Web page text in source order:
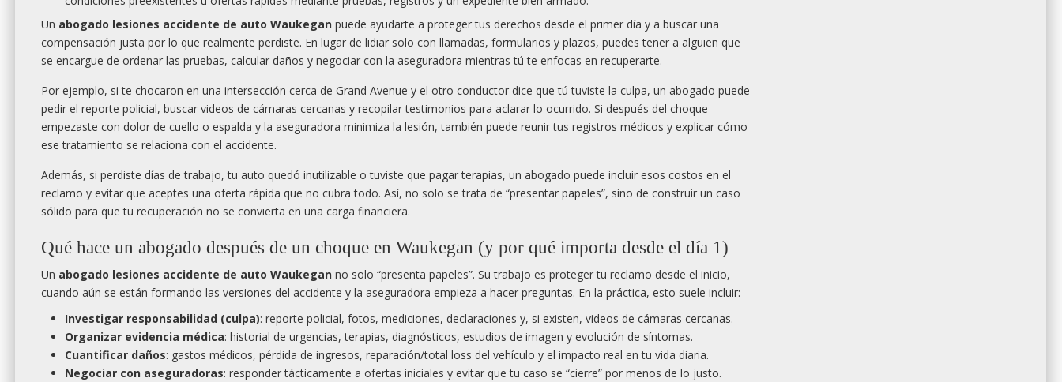
Un abogado lesiones accidente de auto Waukegan puede ayudarte a proteger tus derechos desde el primer día y a buscar una
compensación justa por lo que realmente perdiste. En lugar de lidiar solo con llamadas, formularios y plazos, puedes tener a alguien que
se encargue de ordenar las pruebas, calcular daños y negociar con la aseguradora mientras tú te enfocas en recuperarte.
Por ejemplo, si te chocaron en una intersección cerca de Grand Avenue y el otro conductor dice que tú tuviste la culpa, un abogado puede
pedir el reporte policial, buscar videos de cámaras cercanas y recopilar testimonios para aclarar lo ocurrido. Si después del choque
empezaste con dolor de cuello o espalda y la aseguradora minimiza la lesión, también puede reunir tus registros médicos y explicar cómo
ese tratamiento se relaciona con el accidente.
Además, si perdiste días de trabajo, tu auto quedó inutilizable o tuviste que pagar terapias, un abogado puede incluir esos costos en el
reclamo y evitar que aceptes una oferta rápida que no cubra todo. Así, no solo se trata de “presentar papeles”, sino de construir un caso
sólido para que tu recuperación no se convierta en una carga financiera.
Qué hace un abogado después de un choque en Waukegan (y por qué importa desde el día 1)
Un abogado lesiones accidente de auto Waukegan no solo “presenta papeles”. Su trabajo es proteger tu reclamo desde el inicio,
cuando aún se están formando las versiones del accidente y la aseguradora empieza a hacer preguntas. En la práctica, esto suele incluir:
Investigar responsabilidad (culpa): reporte policial, fotos, mediciones, declaraciones y, si existen, videos de cámaras cercanas.
Organizar evidencia médica: historial de urgencias, terapias, diagnósticos, estudios de imagen y evolución de síntomas.
Cuantificar daños: gastos médicos, pérdida de ingresos, reparación/total loss del vehículo y el impacto real en tu vida diaria.
Negociar con aseguradoras: responder tácticamente a ofertas iniciales y evitar que tu caso se “cierre” por menos de lo justo.